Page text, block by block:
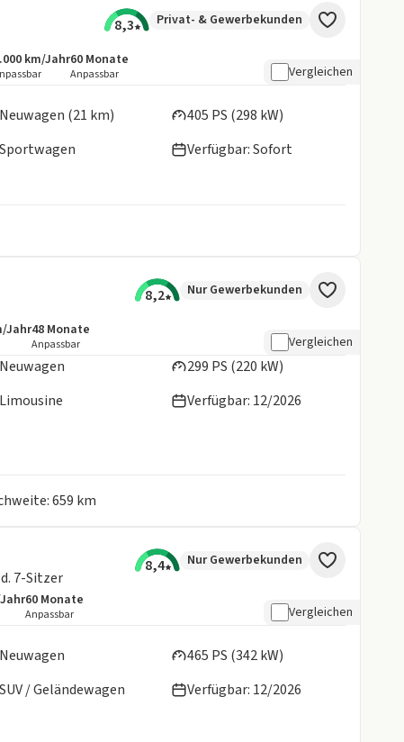
8,3 Privat- & Gewerbekunden
Laufleistung
km/JahrLaufzeit
60 Monate
Anpassbar Vergleichen
Neuwagen (21 km)
405 PS (298 kW)
Sportwagen Verfügbar: Sofort
8,2 Nur Gewerbekunden
Laufleistung
JahrLaufzeit
48 Monate
Anpassbar Vergleichen
Neuwagen
299 PS (220 kW)
Limousine Verfügbar: 12/2026
659 km
7-Sitzer
8,4 Nur Gewerbekunden
Laufleistung
Laufzeit
60 Monate
Anpassbar Vergleichen
Neuwagen
465 PS (342 kW)
SUV / Geländewagen Verfügbar: 12/2026